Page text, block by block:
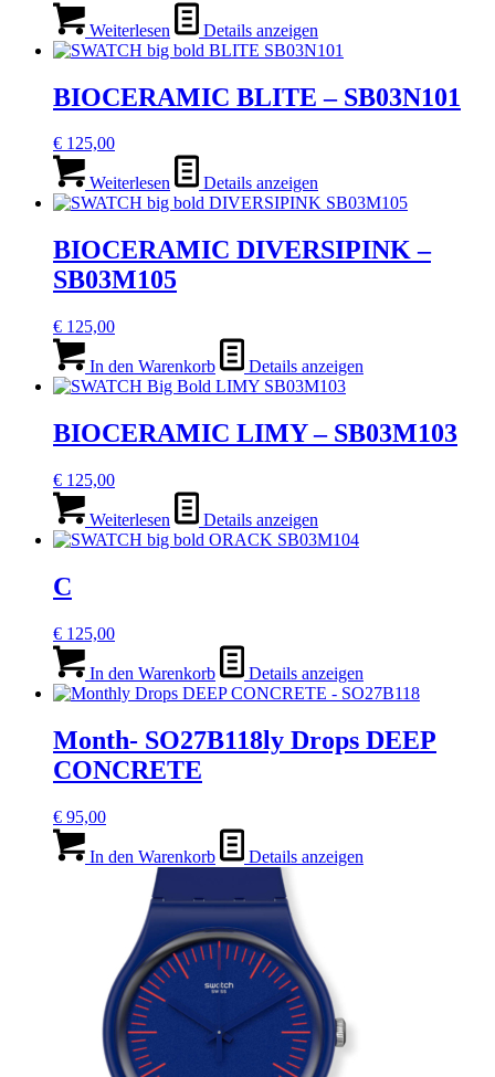
Weiterlesen Details anzeigen
BIOCERAMIC BLITE – SB03N101
€ 125,00
Weiterlesen Details anzeigen
BIOCERAMIC DIVERSIPINK –
SB03M105
€ 125,00
In den Warenkorb Details anzeigen
BIOCERAMIC LIMY – SB03M103
€ 125,00
Weiterlesen Details anzeigen
C
€ 125,00
In den Warenkorb Details anzeigen
Month- SO27B118ly Drops DEEP
CONCRETE
€ 95,00
In den Warenkorb Details anzeigen